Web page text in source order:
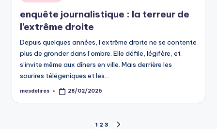
in
enquête journalistique : la terreur de
l’extrême droite
Depuis quelques années, l’extrême droite ne se contente
plus de gronder dans l’ombre. Elle défile, légifère, et
s’invite même aux dîners en ville. Mais derrière les
sourires télégeniques et les…
Posted
mesdelires 28/02/2026
1 2 3